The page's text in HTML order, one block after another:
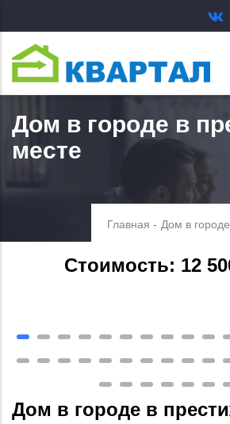
к
основному
содержанию
Дом в городе в
месте
Главная - Дом в
Стоимость: 12
Дом в городе в